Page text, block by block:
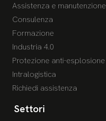
Assistenza e manutenzione
Consulenza
Formazione
Industria 4.0
Protezione anti-esplosione
Intralogistica
Richiedi assistenza
Settori